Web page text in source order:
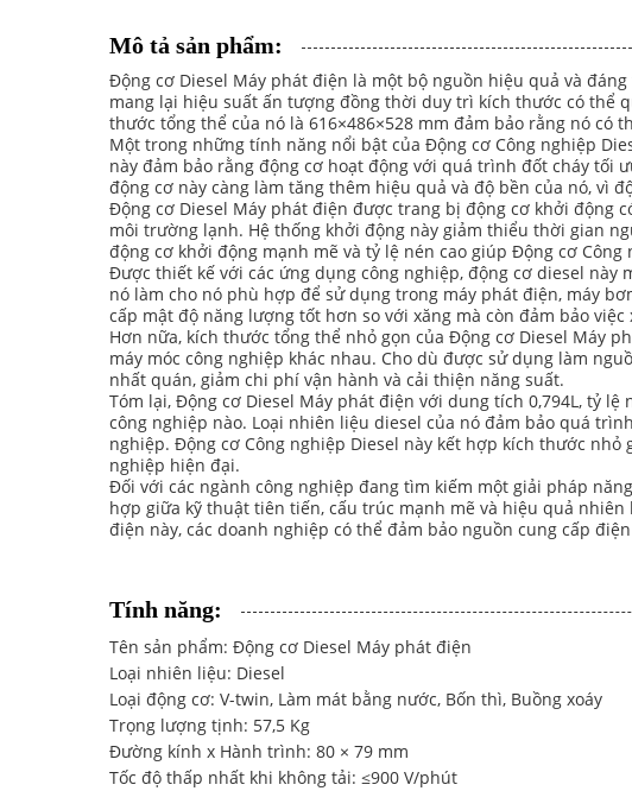
Mô tả sản phẩm:
Động cơ Diesel Máy phát điện là một bộ nguồn hiệu quả và
mang lại hiệu suất ấn tượng đồng thời duy trì kích thước có thể
thước tổng thể của nó là 616×486×528 mm đảm bảo rằng nó có
Một trong những tính năng nổi bật của Động cơ Công nghiệp
này đảm bảo rằng động cơ hoạt động với quá trình đốt cháy
động cơ này càng làm tăng thêm hiệu quả và độ bền của nó, vì
Động cơ Diesel Máy phát điện được trang bị động cơ khởi động
môi trường lạnh. Hệ thống khởi động này giảm thiểu thời gian
động cơ khởi động mạnh mẽ và tỷ lệ nén cao giúp Động cơ
Được thiết kế với các ứng dụng công nghiệp, động cơ diesel
nó làm cho nó phù hợp để sử dụng trong máy phát điện, máy
cấp mật độ năng lượng tốt hơn so với xăng mà còn đảm bảo
Hơn nữa, kích thước tổng thể nhỏ gọn của Động cơ Diesel Máy
máy móc công nghiệp khác nhau. Cho dù được sử dụng làm
nhất quán, giảm chi phí vận hành và cải thiện năng suất.
Tóm lại, Động cơ Diesel Máy phát điện với dung tích 0,794L, tỷ
công nghiệp nào. Loại nhiên liệu diesel của nó đảm bảo quá
nghiệp. Động cơ Công nghiệp Diesel này kết hợp kích thước
nghiệp hiện đại.
Đối với các ngành công nghiệp đang tìm kiếm một giải pháp
hợp giữa kỹ thuật tiên tiến, cấu trúc mạnh mẽ và hiệu quả
điện này, các doanh nghiệp có thể đảm bảo nguồn cung cấp
Tính năng:
Tên sản phẩm: Động cơ Diesel Máy phát điện
Loại nhiên liệu: Diesel
Loại động cơ: V-twin, Làm mát bằng nước, Bốn thì, Buồng xoáy
Trọng lượng tịnh: 57,5 ​​Kg
Đường kính x Hành trình: 80 × 79 mm
Tốc độ thấp nhất khi không tải: ≤900 V/phút